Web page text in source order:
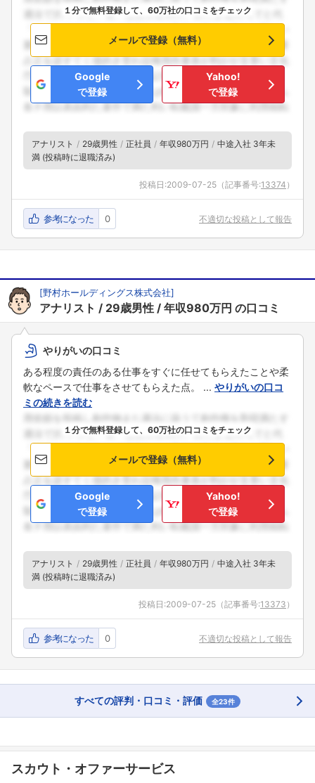
１分で無料登録して、60万社の口コミをチェック
メールで登録（無料）
Google
で登録
Yahoo!
で登録
アナリスト 29歳男性 正社員 年収980万円
中途入社 3年未
満 (投稿時に退職済み)
投稿日:2009-07-25 （記事番号:13374 ）
参考になった 0 不適切な投稿として報告
[野村ホールディングス株式会社]
アナリスト 29歳男性 年収980万円 の口コミ
やりがいの口コミ
ある程度の責任のある仕事をすぐに任せてもらえたことや柔
軟なペースで仕事をさせてもらえた点。 ... やりがいの口コ
ミの続きを読む
１分で無料登録して、60万社の口コミをチェック
メールで登録（無料）
Google
で登録
Yahoo!
で登録
アナリスト 29歳男性 正社員 年収980万円
中途入社 3年未
満 (投稿時に退職済み)
投稿日:2009-07-25 （記事番号:13373 ）
参考になった 0 不適切な投稿として報告
すべての評判・口コミ・評価 全23件
スカウト・オファーサービス